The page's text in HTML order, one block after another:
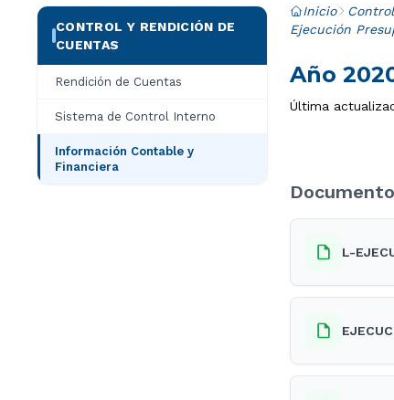
CONTROL Y RENDICIÓN DE
CUENTAS
Rendición de Cuentas
Sistema de Control Interno
Información Contable y
Financiera
Inicio
Ejecución
Año
Última
L-